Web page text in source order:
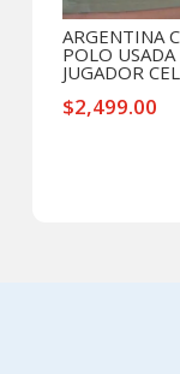
ARGENTINA
POLO
JUGADOR
$2,499.00